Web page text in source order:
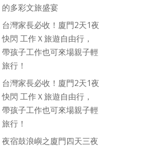
的多彩文旅盛宴
台灣家長必收！廈門2天1夜
快閃 工作Ｘ旅遊自由行，
帶孩子工作也可來場親子輕
旅行！
台灣家長必收！廈門2天1夜
快閃 工作Ｘ旅遊自由行，
帶孩子工作也可來場親子輕
旅行！
夜宿鼓浪嶼之廈門四天三夜